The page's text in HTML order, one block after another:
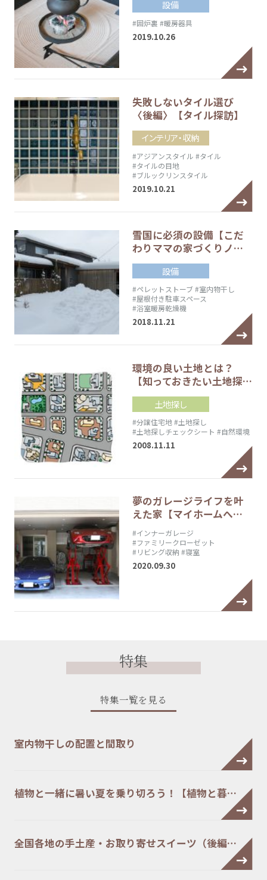
設備
#囲炉裏 #暖房器具
2019.10.26
失敗しないタイル選び
〈後編〉【タイル探訪】
インテリア・収納
#アジアンスタイル #タイル
#タイルの目地
#ブルックリンスタイル
2019.10.21
雪国に必須の設備【こだ
わりママの家づくりノ…
設備
#ペレットストーブ#室内物干し
#屋根付き駐車スペース
#浴室暖房乾燥機
2018.11.21
環境の良い土地とは？
【知っておきたい土地探…
土地探し
#分譲住宅地#土地探し
#土地探しチェックシート #自然環境
2008.11.11
夢のガレージライフを叶
えた家【マイホームへ…
#インナーガレージ
#ファミリークローゼット
#リビング収納 #寝室
2020.09.30
特集
特集一覧を見る
室内物干しの配置と間取り
植物と一緒に暑い夏を乗り切ろう！【植物と暮…
全国各地の手土産・お取り寄せスイーツ（後編…